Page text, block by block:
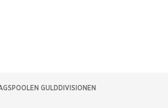
GULDDIVISIONEN